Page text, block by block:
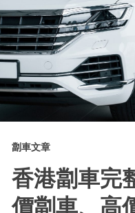
劏車文章
香港劏車完
價劏車、高